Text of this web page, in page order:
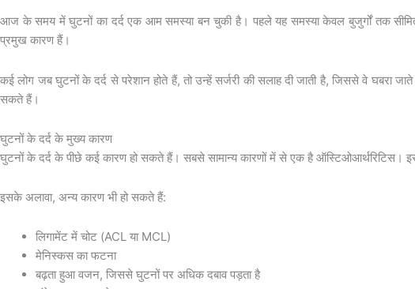
आज के समय में घुटनों का दर्द एक आम समस्या बन चुकी है। पहले यह समस्या केवल बुजुर्गों तक सीमित
प्रमुख कारण हैं।
कई लोग जब घुटनों के दर्द से परेशान होते हैं, तो उन्हें सर्जरी की सलाह दी जाती है, जिससे वे
सकते हैं।
घुटनों के दर्द के मुख्य कारण
घुटनों के दर्द के पीछे कई कारण हो सकते हैं। सबसे सामान्य कारणों में से एक है ऑस्टिओआर्थरिटिस।
इसके अलावा, अन्य कारण भी हो सकते हैं:
लिगामेंट में चोट (ACL या MCL)
मेनिस्कस का फटना
बढ़ता हुआ वजन, जिससे घुटनों पर अधिक दबाव पड़ता है